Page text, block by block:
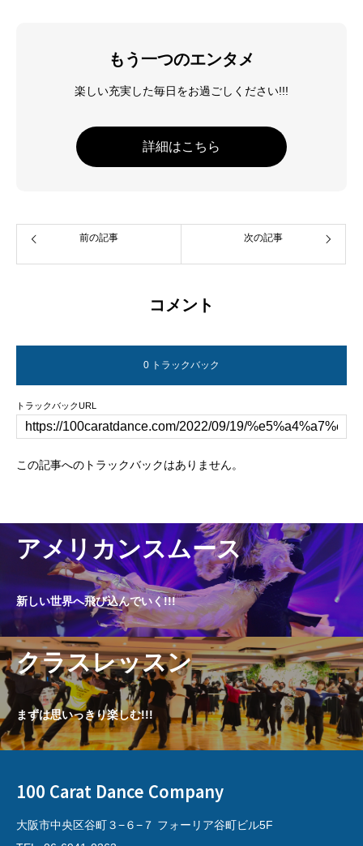
もう一つのエンタメ
楽しい充実した毎日をお過ごしください!!!
詳細はこちら
前の記事 次の記事
コメント
0 トラックバック
トラックバックURL
この記事へのトラックバックはありません。
アメリカンスムース
新しい世界へ飛び込んでいく!!!
クラスレッスン
まずは思いっきり楽しむ!!!
100 Carat Dance Company
大阪市中央区谷町３−６−７ フォーリア谷町ビル5F